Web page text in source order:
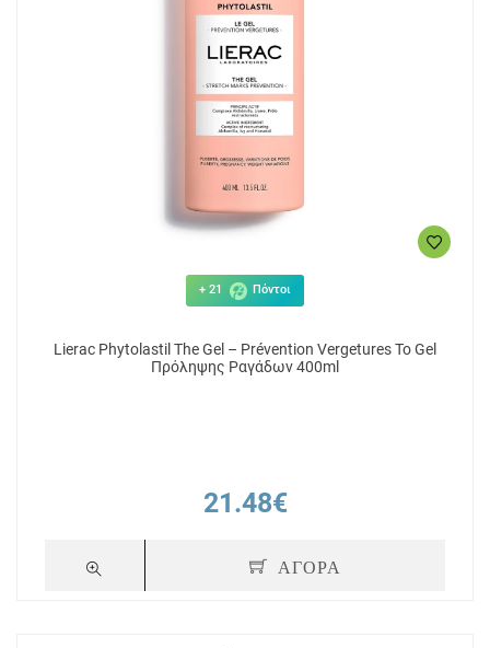
+ 21 Πόντοι
Lierac Phytolastil The Gel – Prévention Vergetures Το Gel
Πρόληψης Ραγάδων 400ml
21.48€
ΑΓΟΡΑ